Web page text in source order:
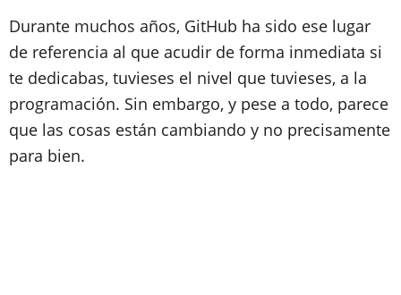
Durante muchos años, GitHub ha sido ese lugar
de referencia al que acudir de forma inmediata si
te dedicabas, tuvieses el nivel que tuvieses, a la
programación. Sin embargo, y pese a todo, parece
que las cosas están cambiando y no precisamente
para bien.